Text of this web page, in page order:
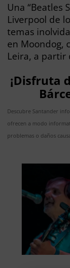
Una “Beatles
Liverpool de
temas
en Moondog,
Leira, a partir
¡Disfruta
Descubre Santander
ofrecen a modo
problemas o daños